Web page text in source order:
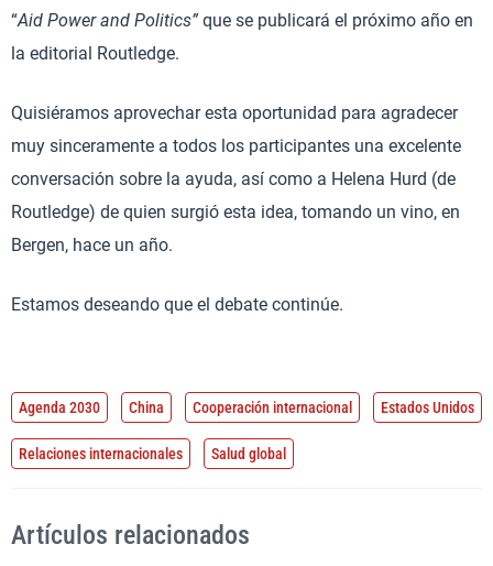
“Aid Power and Politics” que se publicará el próximo año en
la editorial Routledge.
Quisiéramos aprovechar esta oportunidad para agradecer
muy sinceramente a todos los participantes una excelente
conversación sobre la ayuda, así como a Helena Hurd (de
Routledge) de quien surgió esta idea, tomando un vino, en
Bergen, hace un año.
Estamos deseando que el debate continúe.
Agenda 2030 China Cooperación internacional Estados Unidos
Relaciones internacionales Salud global
Artículos relacionados